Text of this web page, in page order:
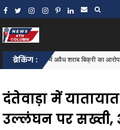
ब्रेकिंग :
में अवैध शराब बिक्री का आरोप,
दंतेवाड़ा में
उल्लंघन पर सख्ती,